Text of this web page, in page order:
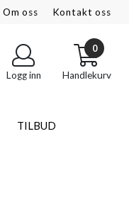
Om oss Kontakt oss
Logg inn
0
Handlekurv
TILBUD